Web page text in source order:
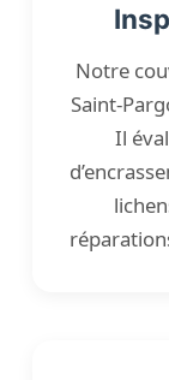
Notre
Saint-
Il